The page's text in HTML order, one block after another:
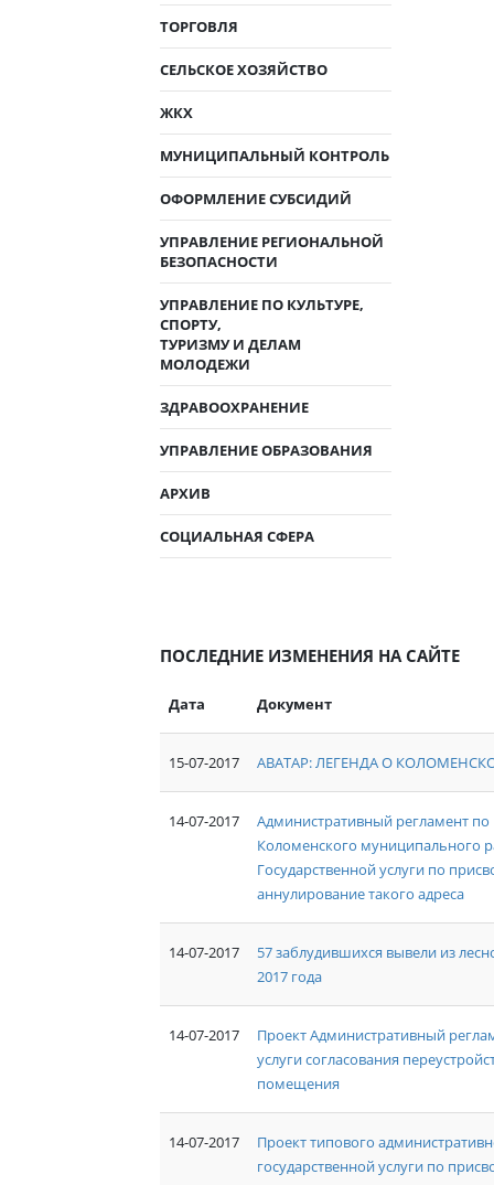
ТОРГОВЛЯ
СЕЛЬСКОЕ ХОЗЯЙСТВО
ЖКХ
МУНИЦИПАЛЬНЫЙ КОНТРОЛЬ
ОФОРМЛЕНИЕ СУБСИДИЙ
УПРАВЛЕНИЕ РЕГИОНАЛЬНОЙ
БЕЗОПАСНОСТИ
УПРАВЛЕНИЕ ПО КУЛЬТУРЕ,
СПОРТУ,
ТУРИЗМУ И ДЕЛАМ
МОЛОДЕЖИ
ЗДРАВООХРАНЕНИЕ
УПРАВЛЕНИЕ ОБРАЗОВАНИЯ
АРХИВ
СОЦИАЛЬНАЯ СФЕРА
ПОСЛЕДНИЕ ИЗМЕНЕНИЯ НА САЙТЕ
Дата Документ
15-07-2017 АВАТАР: ЛЕГЕНДА О
14-07-2017
Административный регламент
Коломенского муниципального
Государственной услуги по
аннулирование такого адреса
14-07-2017
57 заблудившихся вывели из
2017 года
14-07-2017
Проект Административный
услуги согласования
помещения
14-07-2017
Проект типового
государственной услуги по